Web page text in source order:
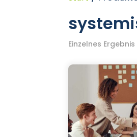
Einzelnes